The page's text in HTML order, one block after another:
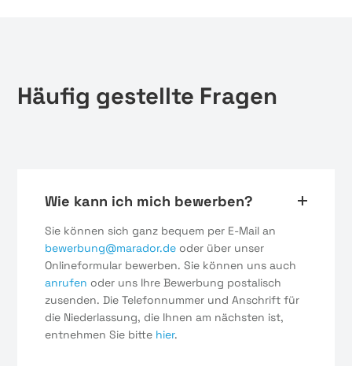
Häufig gestellte Fragen
Wie kann ich mich bewerben?
Sie können sich ganz bequem per E-Mail an
bewerbung@marador.de oder über unser
Onlineformular bewerben. Sie können uns auch
anrufen oder uns Ihre Bewerbung postalisch
zusenden. Die Telefonnummer und Anschrift für
die Niederlassung, die Ihnen am nächsten ist,
entnehmen Sie bitte hier.